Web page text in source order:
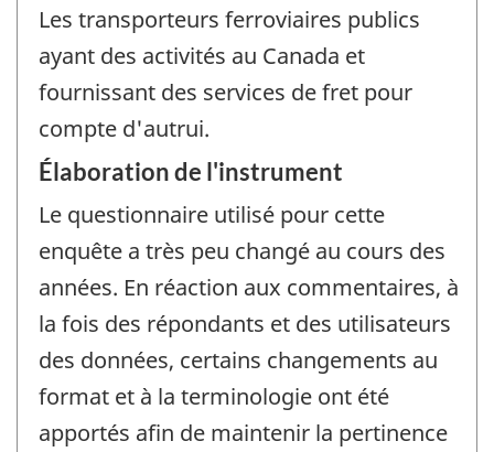
Les transporteurs ferroviaires publics
ayant des activités au Canada et
fournissant des services de fret pour
compte d'autrui.
Élaboration de l'instrument
Le questionnaire utilisé pour cette
enquête a très peu changé au cours des
années. En réaction aux commentaires, à
la fois des répondants et des utilisateurs
des données, certains changements au
format et à la terminologie ont été
apportés afin de maintenir la pertinence